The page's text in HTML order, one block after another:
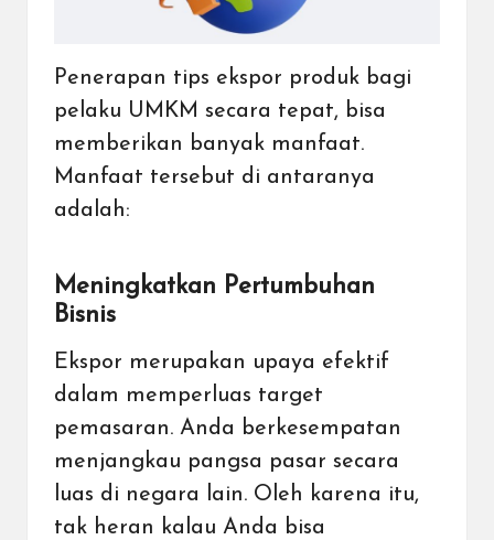
Penerapan tips ekspor produk bagi
pelaku UMKM secara tepat, bisa
memberikan banyak manfaat.
Manfaat tersebut di antaranya
adalah:
Meningkatkan Pertumbuhan
Bisnis
Ekspor merupakan upaya efektif
dalam memperluas target
pemasaran. Anda berkesempatan
menjangkau pangsa pasar secara
luas di negara lain. Oleh karena itu,
tak heran kalau Anda bisa